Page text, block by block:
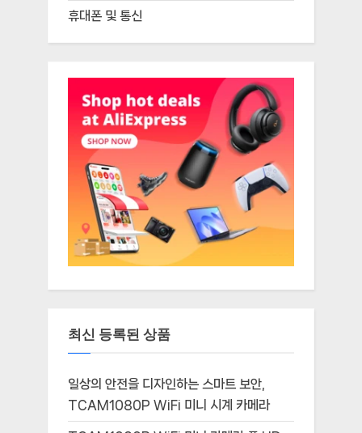
휴대폰 및 통신
최신 등록된 상품
일상의 안전을 디자인하는 스마트 보안,
TCAM1080P WiFi 미니 시계 카메라